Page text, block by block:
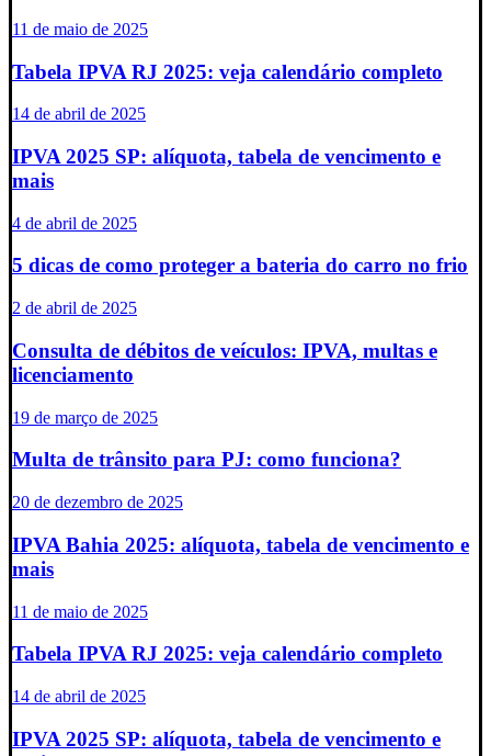
11 de maio de 2025
Tabela IPVA RJ 2025: veja calendário completo
14 de abril de 2025
IPVA 2025 SP: alíquota, tabela de vencimento e
mais
4 de abril de 2025
5 dicas de como proteger a bateria do carro no frio
2 de abril de 2025
Consulta de débitos de veículos: IPVA, multas e
licenciamento
19 de março de 2025
Multa de trânsito para PJ: como funciona?
20 de dezembro de 2025
IPVA Bahia 2025: alíquota, tabela de vencimento e
mais
11 de maio de 2025
Tabela IPVA RJ 2025: veja calendário completo
14 de abril de 2025
IPVA 2025 SP: alíquota, tabela de vencimento e